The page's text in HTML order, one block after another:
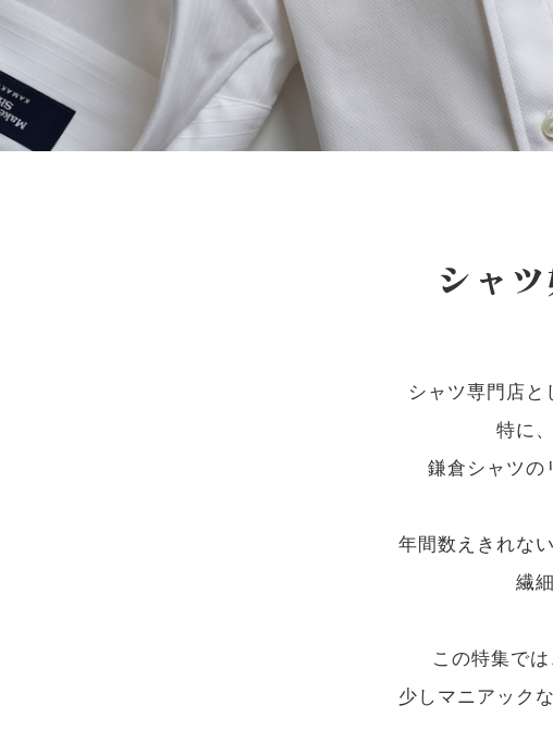
シャ
シャツ専門店と
特に
鎌倉シャツの
年間数えきれな
繊
この特集で
少しマニアック